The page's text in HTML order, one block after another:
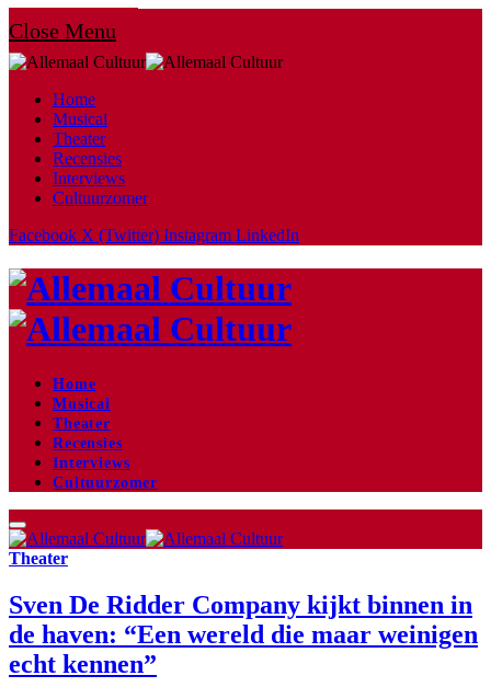
Close Menu
Home
Musical
Theater
Recensies
Interviews
Cultuurzomer
Facebook X (Twitter) Instagram LinkedIn
Home
Musical
Theater
Recensies
Interviews
Cultuurzomer
Theater
Sven De Ridder Company kijkt binnen in
de haven: “Een wereld die maar weinigen
echt kennen”